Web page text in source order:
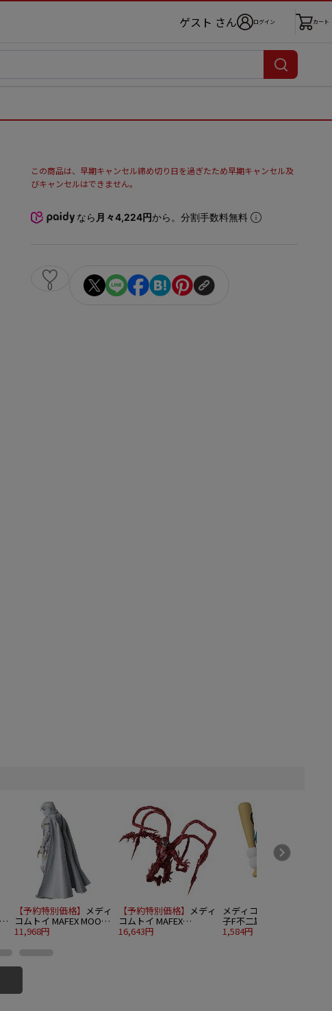
ゲスト さん ログイン カート
この商品は、早期キャンセル締め切り日を過ぎたため早期キャンセル及
びキャンセルはできません。
なら 月々4,224円から。分割手数料無料
0
【予約特別価格】 メディ
コムトイ MAFEX MOON
KNIGHT
11,968円
【予約特別価格】 メディ
コムトイ MAFEX
CARNAGE (Venom: Let
16,643円
メディコムトイ UDF 藤
子F不二雄作品シリーズ
18 バッティングドラえ
1,584円